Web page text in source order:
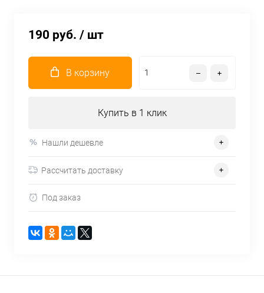
190 руб. / шт
В корзину
Купить в 1 клик
Нашли дешевле
Рассчитать доставку
Под заказ